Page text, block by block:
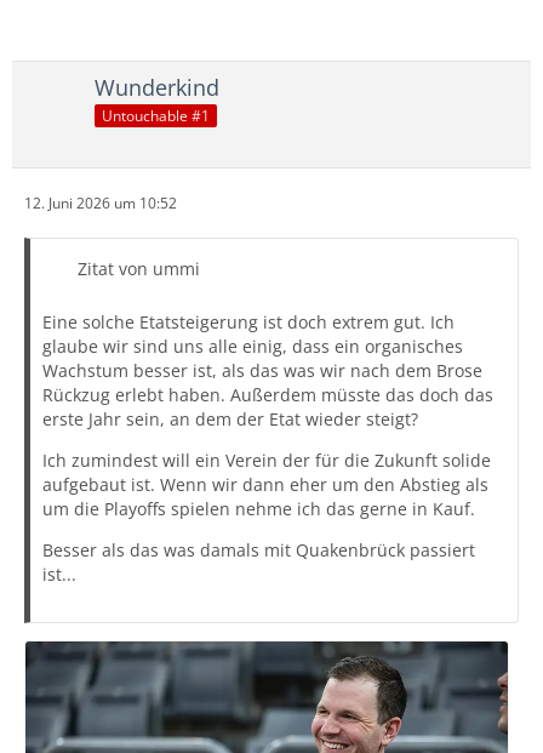
Wunderkind
Untouchable #1
12. Juni 2026 um 10:52
Zitat von ummi
Eine solche Etatsteigerung ist doch extrem gut. Ich
glaube wir sind uns alle einig, dass ein organisches
Wachstum besser ist, als das was wir nach dem Brose
Rückzug erlebt haben. Außerdem müsste das doch das
erste Jahr sein, an dem der Etat wieder steigt?
Ich zumindest will ein Verein der für die Zukunft solide
aufgebaut ist. Wenn wir dann eher um den Abstieg als
um die Playoffs spielen nehme ich das gerne in Kauf.
Besser als das was damals mit Quakenbrück passiert
ist...